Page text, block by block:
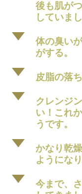
後も肌が
していまし
d
体の臭い
がする。
d 皮脂の落
d
クレンジ
い！これ
うです。
d
かなり乾
ようにな
d
今まで、